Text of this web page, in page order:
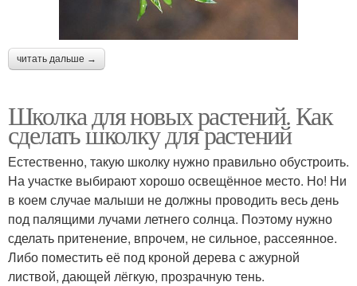
читать дальше →
Школка для новых растений. Как
сделать школку для растений
Естественно, такую школку нужно правильно обустроить.
На участке выбирают хорошо освещённое место. Но! Ни
в коем случае малыши не должны проводить весь день
под палящими лучами летнего солнца. Поэтому нужно
сделать притенение, впрочем, не сильное, рассеянное.
Либо поместить её под кроной дерева с ажурной
листвой, дающей лёгкую, прозрачную тень.